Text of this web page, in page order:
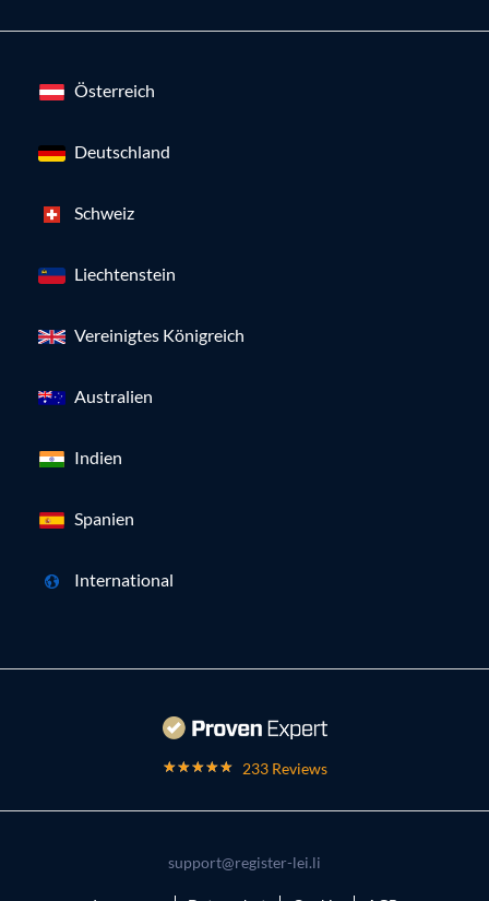
Österreich
Deutschland
Schweiz
Liechtenstein
Vereinigtes Königreich
Australien
Indien
Spanien
International
233 Reviews
support@register-lei.li